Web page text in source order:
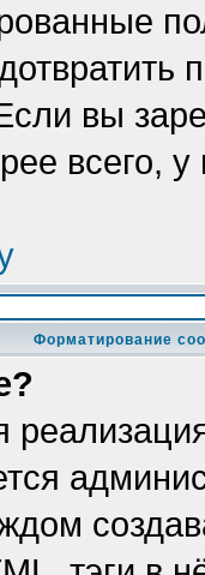
вы
всего,
Форматирование